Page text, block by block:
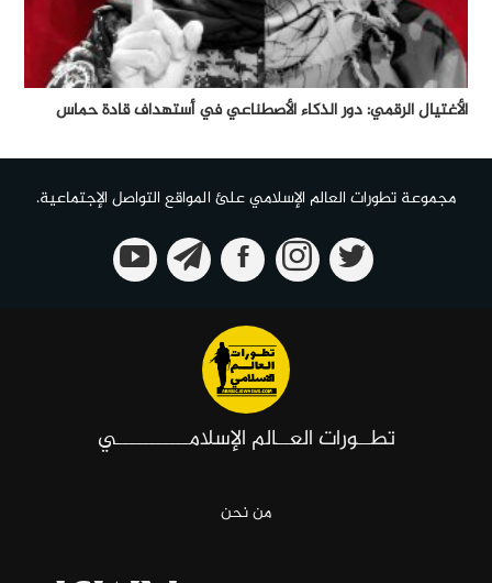
الأغتيال الرقمي: دور الذكاء الأصطناعي في أستهداف قادة حماس
مجموعة تطورات العالم الإسلامي علئ المواقع التواصل الإجتماعية.
تطــورات العــالم الإسلامـــــــــــي
من نحن